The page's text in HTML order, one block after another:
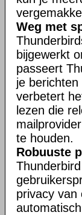
Weg met
bijgewerkt
passeert
je
verbetert
lezen die
te houden.
Robuuste
privacy van